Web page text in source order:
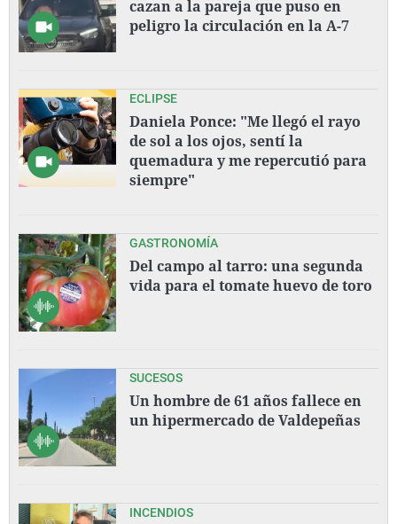
cazan a la pareja que puso en
peligro la circulación en la A-7
ECLIPSE
Daniela Ponce: "Me llegó el rayo
de sol a los ojos, sentí la
quemadura y me repercutió para
siempre"
GASTRONOMÍA
Del campo al tarro: una segunda
vida para el tomate huevo de toro
SUCESOS
Un hombre de 61 años fallece en
un hipermercado de Valdepeñas
INCENDIOS